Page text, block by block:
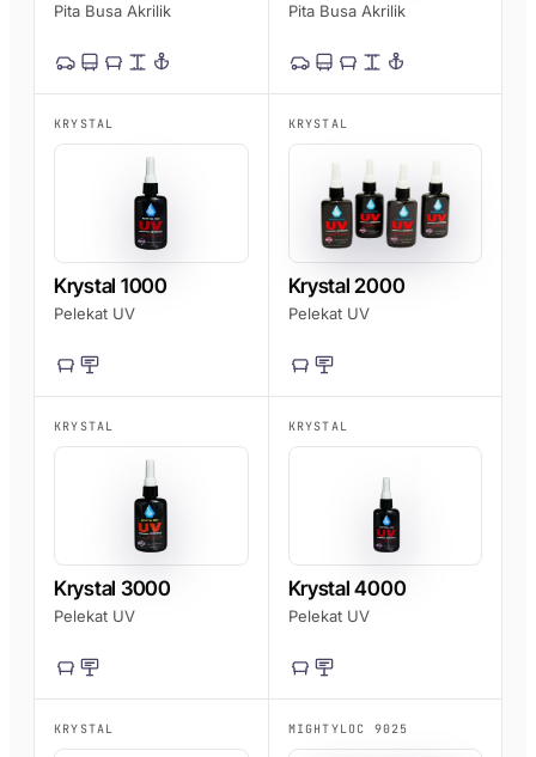
Pita Busa Akrilik Pita Busa Akrilik
KRYSTAL
Krystal 1000
Pelekat UV
KRYSTAL
Krystal 2000
Pelekat UV
KRYSTAL
Krystal 3000
Pelekat UV
KRYSTAL
Krystal 4000
Pelekat UV
KRYSTAL MIGHTYLOC 9025